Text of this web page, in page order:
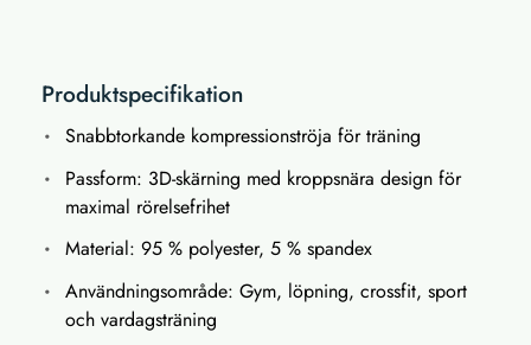
Produktspecifikation
Snabbtorkande kompressionströja för träning
Passform: 3D-skärning med kroppsnära design för
maximal rörelsefrihet
Material: 95 % polyester, 5 % spandex
Användningsområde: Gym, löpning, crossfit, sport
och vardagsträning